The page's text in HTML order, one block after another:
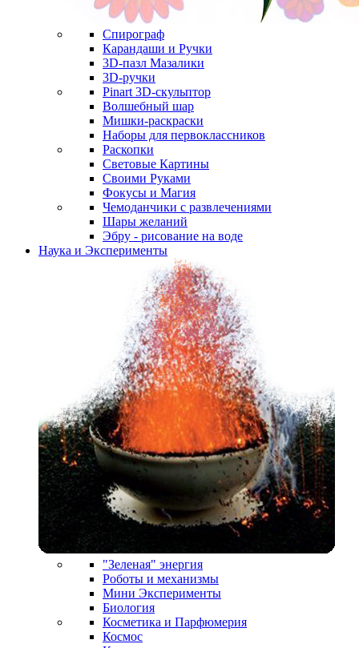
Спирограф
Карандаши и Ручки
3D-пазл Мазалики
3D-ручки
Pinart 3D-скульптор
Волшебный шар
Мишки-раскраски
Наборы для первоклассников
Раскопки
Световые Картины
Своими Руками
Фокусы и Магия
Чемоданчики с развлечениями
Шары желаний
Эбру - рисование на воде
Наука и Эксперименты
"Зеленая" энергия
Роботы и механизмы
Мини Эксперименты
Биология
Косметика и Парфюмерия
Космос